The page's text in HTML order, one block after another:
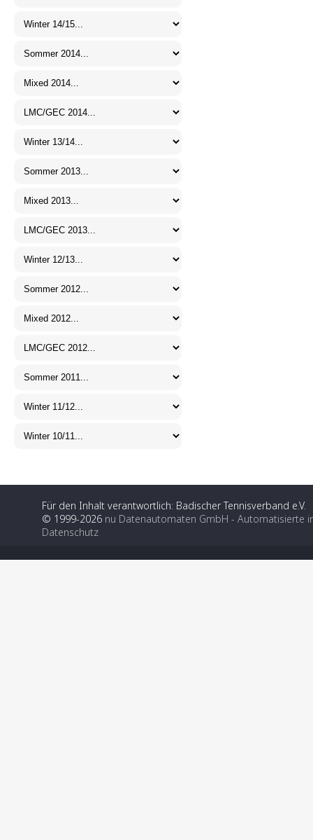
Für den Inhalt verantwortlich: Badischer Tennisverband e.V.
© 1999-2026 nu Datenautomaten GmbH - Automatisierte
Datenschutz